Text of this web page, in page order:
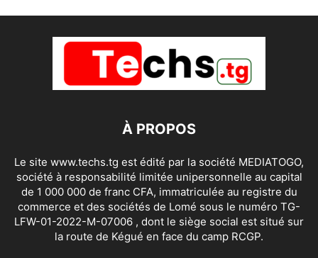
À PROPOS
Le site www.techs.tg est édité par la société MEDIATOGO,
société à responsabilité limitée unipersonnelle au capital
de 1 000 000 de franc CFA, immatriculée au registre du
commerce et des sociétés de Lomé sous le numéro TG-
LFW-01-2022-M-07006 , dont le siège social est situé sur
la route de Kégué en face du camp RCGP.